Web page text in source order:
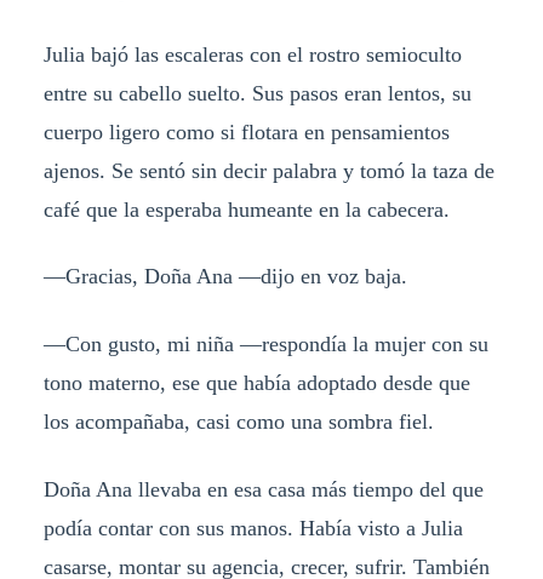
Julia bajó las escaleras con el rostro semioculto
entre su cabello suelto. Sus pasos eran lentos, su
cuerpo ligero como si flotara en pensamientos
ajenos. Se sentó sin decir palabra y tomó la taza de
café que la esperaba humeante en la cabecera.
—Gracias, Doña Ana —dijo en voz baja.
—Con gusto, mi niña —respondía la mujer con su
tono materno, ese que había adoptado desde que
los acompañaba, casi como una sombra fiel.
Doña Ana llevaba en esa casa más tiempo del que
podía contar con sus manos. Había visto a Julia
casarse, montar su agencia, crecer, sufrir. También